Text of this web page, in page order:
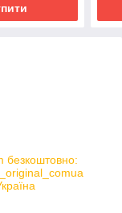
безкоштовно: